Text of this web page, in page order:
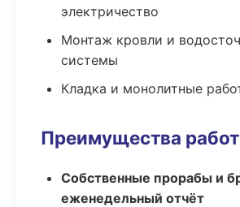
электричество
Монтаж кровли и
системы
Кладка и монолитные
Преимущества
Собственные прорабы и
еженедельный отчёт